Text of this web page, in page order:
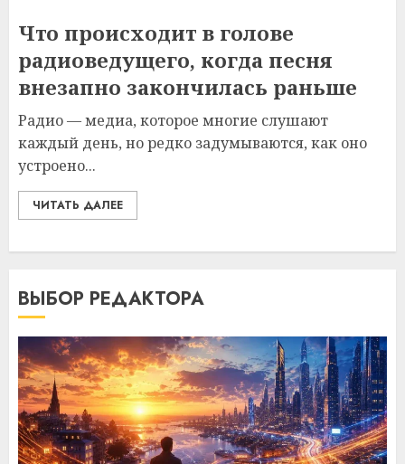
Что происходит в голове
радиоведущего, когда песня
внезапно закончилась раньше
Радио — медиа, которое многие слушают
каждый день, но редко задумываются, как оно
устроено...
ЧИТАТЬ ДАЛЕЕ
ВЫБОР РЕДАКТОРА